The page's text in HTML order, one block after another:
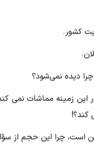
کشور.
دیده نمی‌شود؟
این زمینه مماشات نمی
کند؟!
است، چرا این حجم از